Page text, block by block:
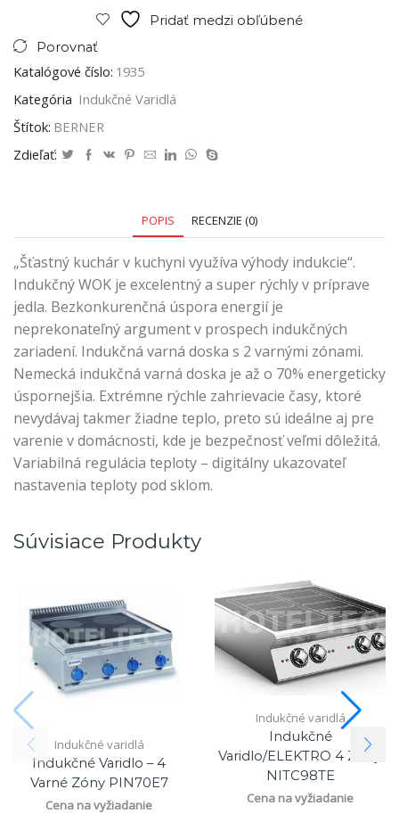
Pridať medzi obľúbené
Porovnať
Katalógové číslo: 1935
Kategória Indukčné Varidlá
Štítok: BERNER
Zdieľať:
POPIS RECENZIE (0)
„Šťastný kuchár v kuchyni využíva výhody indukcie“.
Indukčný WOK je excelentný a super rýchly v príprave
jedla. Bezkonkurenčná úspora energií je
neprekonateľný argument v prospech indukčných
zariadení. Indukčná varná doska s 2 varnými zónami.
Nemecká indukčná varná doska je až o 70% energeticky
úspornejšia. Extrémne rýchle zahrievacie časy, ktoré
nevydávaj takmer žiadne teplo, preto sú ideálne aj pre
varenie v domácnosti, kde je bezpečnosť veľmi dôležitá.
Variabilná regulácia teploty – digitálny ukazovateľ
nastavenia teploty pod sklom.
Súvisiace Produkty
Indukčné varidlá
Indukčné Varidlo – 4
Varné Zóny PIN70E7
Cena na vyžiadanie
Indukčné varidlá
Indukčné
Varidlo/ELEKTRO 4 Zóny,
NITC98TE
Cena na vyžiadanie